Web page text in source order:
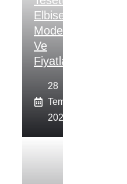
Elbise
Modelleri
Ve
Fiyatları
28
Temmuz
2026